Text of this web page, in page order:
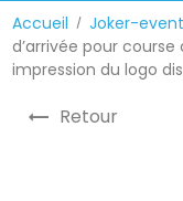
Accueil Joker-
d’arrivée pour
impression du logo
Retour